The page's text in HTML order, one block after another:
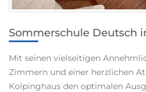
Sommerschule Deutsch
Mit seinen vielseitigen
Zimmern und einer herzlichen
Kolpinghaus den optimalen